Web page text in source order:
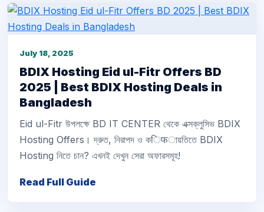
July 18, 2025
BDIX Hosting Eid ul-Fitr Offers BD
2025 | Best BDIX Hosting Deals in
Bangladesh
Eid ul-Fitr উপলক্ষে BD IT CENTER থেকে এক্সক্লুসিভ BDIX
Hosting Offers। দ্রুত, নিরাপদ ও কिफায়তিতে BDIX
Hosting নিতে চান? এখনই দেখুন সেরা অফারসমূহ!
Read Full Guide